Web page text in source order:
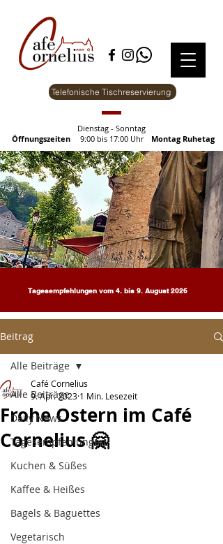
Telefonische Tischreservierung
Montag Ruhetag
Dienstag - Sonntag
9:00 bis 17:00 Uhr
Öffnungszeiten
Tagesempfehlungen vom 4. bis 9. August 2026
Beitrag
Alle Beiträge
Daily News
Tagesempfehlungen
Kuchen & Süßes
Kaffee & Heißes
Bagels & Baguettes
Vegetarisch
Alle Beiträge
Frohe Ostern im Café
Cornelius 🤗
Café Cornelius
9. Apr. 2023 1 Min. Lesezeit